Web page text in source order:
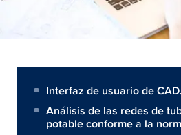
Interfaz de usuario de CAD.
Análisis de las redes de
potable conforme a la